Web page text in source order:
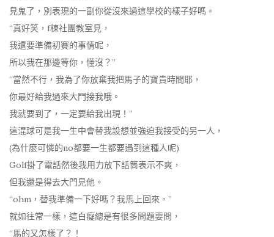
見鬼了，別表現的一副你從沒來過這學校的樣子好嗎。
“真好笑，f棟社團教室見，
我還要準備初賽的事情呢，
所以我在那邊等你，懂沒？”
“當然不行，我為了你放棄我把馬子的寶貴時間耶，
你最好給我過來大門接我哦。
我就要到了，一定要給我出現！”
這混球可是我一生中會替我設想並強迫我接受的另一人，
(為什麼可憐的no都要一生都要遇到這種人呢)
Golf掛了電話然後我用力放下話筒表示不爽，
但我還是得去大門見他。
“ohm，替我準備一下好嗎？我馬上回來。”
就如往常一樣，這白癡總是有很多問題要問，
“馬的又怎樣了？！